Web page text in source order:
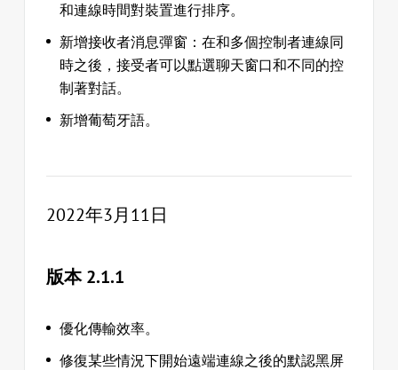
和連線時間對裝置進行排序。
新增接收者消息彈窗：在和多個控制者連線同
時之後，接受者可以點選聊天窗口和不同的控
制著對話。
新增葡萄牙語。
2022年3月11日
版本 2.1.1
優化傳輸效率。
修復某些情況下開始遠端連線之後的默認黑屏